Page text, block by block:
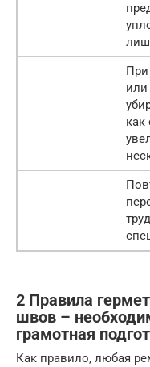
как
2 Правила
швов –
грамотная
Как правило, любая